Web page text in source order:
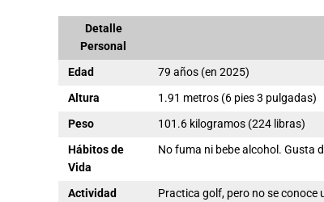
Detalle
Personal
Edad
79 años (en 2025)
Altura
1.91 metros (6 pies 3 pulgadas)
Peso
101.6 kilogramos (224 libras)
Hábitos de
Vida
No fuma ni bebe alcohol. Gusta
Actividad
Practica golf, pero no se conoce